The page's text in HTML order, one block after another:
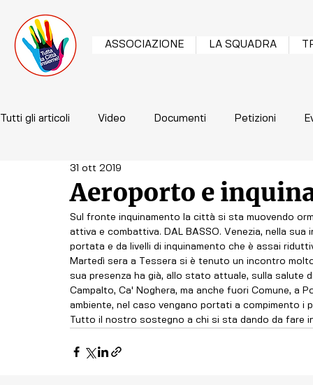
ASSOCIAZIONE LA SQUADRA
Tutti gli articoli Video Documenti Petizioni
Aeroporto e
31 ott 2019
Sul fronte inquinamento la città si sta muovendo
attiva e combattiva. DAL BASSO. Venezia, nella
portata e da livelli di inquinamento che è assai
Martedì sera a Tessera si è tenuto un incontro
sua presenza ha già, allo stato attuale, sulla salute
Campalto, Ca' Noghera, ma anche fuori Comune, a
ambiente, nel caso vengano portati a compimento i
Tutto il nostro sostegno a chi si sta dando da fare